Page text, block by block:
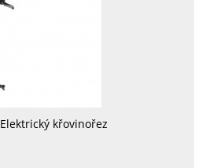
Elektrický křovinořez